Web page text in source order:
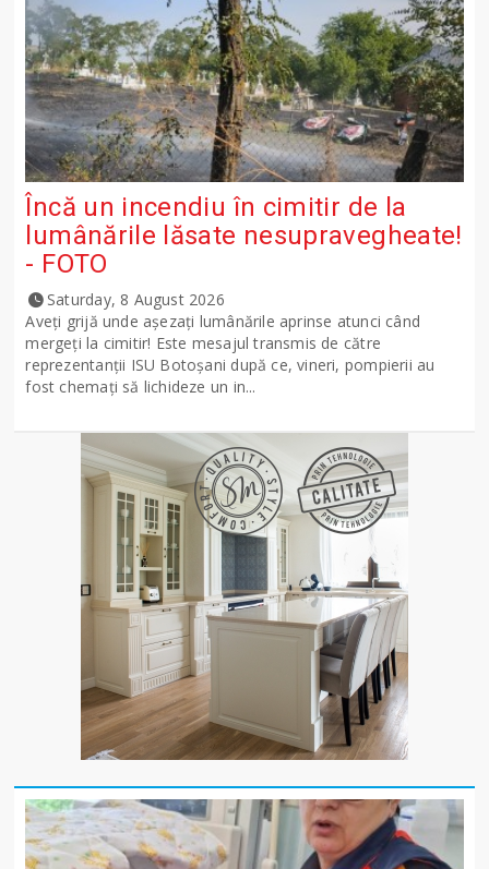
Încă un incendiu în cimitir de la
lumânările lăsate nesupravegheate!
- FOTO
Saturday, 8 August 2026
Aveți grijă unde așezați lumânările aprinse atunci când
mergeți la cimitir! Este mesajul transmis de către
reprezentanții ISU Botoșani după ce, vineri, pompierii au
fost chemați să lichideze un in...